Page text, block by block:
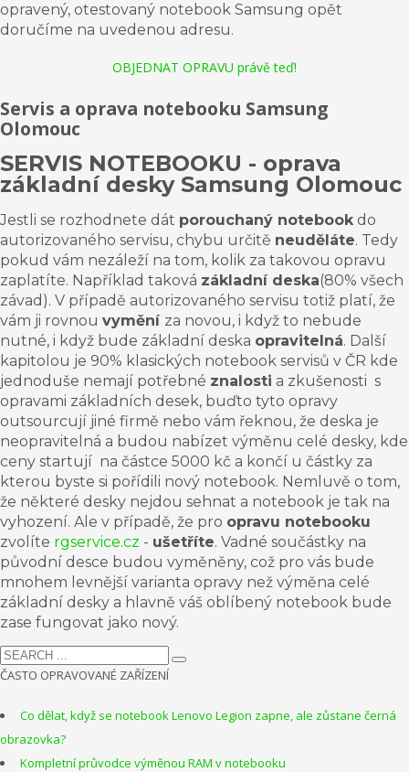
opravený, otestovaný notebook Samsung opět
doručíme na uvedenou adresu.
OBJEDNAT OPRAVU právě teď!
Servis a oprava notebooku Samsung
Olomouc
SERVIS NOTEBOOKU - oprava
základní deskySamsung Olomouc
Jestli se rozhodnete dát porouchaný notebookdo
autorizovaného servisu, chybu určitě neuděláte. Tedy
pokud vám nezáleží na tom, kolik za takovou opravu
zaplatíte. Například taková základní deska(80% všech
závad). V případě autorizovaného servisu totiž platí, že
vám ji rovnou vymění za novou, i když to nebude
nutné, i když bude základní deska opravitelná. Další
kapitolou je 90% klasických notebook servisů v ČR kde
jednoduše nemají potřebné znalosti a zkušenosti s
opravami základních desek, buďto tyto opravy
outsourcují jiné firmě nebo vám řeknou, že deska je
neopravitelná a budou nabízet výměnu celé desky, kde
ceny startují na částce 5000 kč a končí u částky za
kterou byste si pořídili nový notebook. Nemluvě o tom,
že některé desky nejdou sehnat a notebook je tak na
vyhození. Ale v případě, že pro opravu notebooku
zvolíte rgservice.cz - ušetříte. Vadné součástky na
původní desce budou vyměněny, což pro vás bude
mnohem levnější varianta opravy než výměna celé
základní desky a hlavně váš oblíbený notebook bude
zase fungovat jako nový.
ČASTO OPRAVOVANÉ ZAŘÍZENÍ
Co dělat, když se notebook Lenovo Legion zapne, ale zůstane černá
obrazovka?
Kompletní průvodce výměnou RAM v notebooku